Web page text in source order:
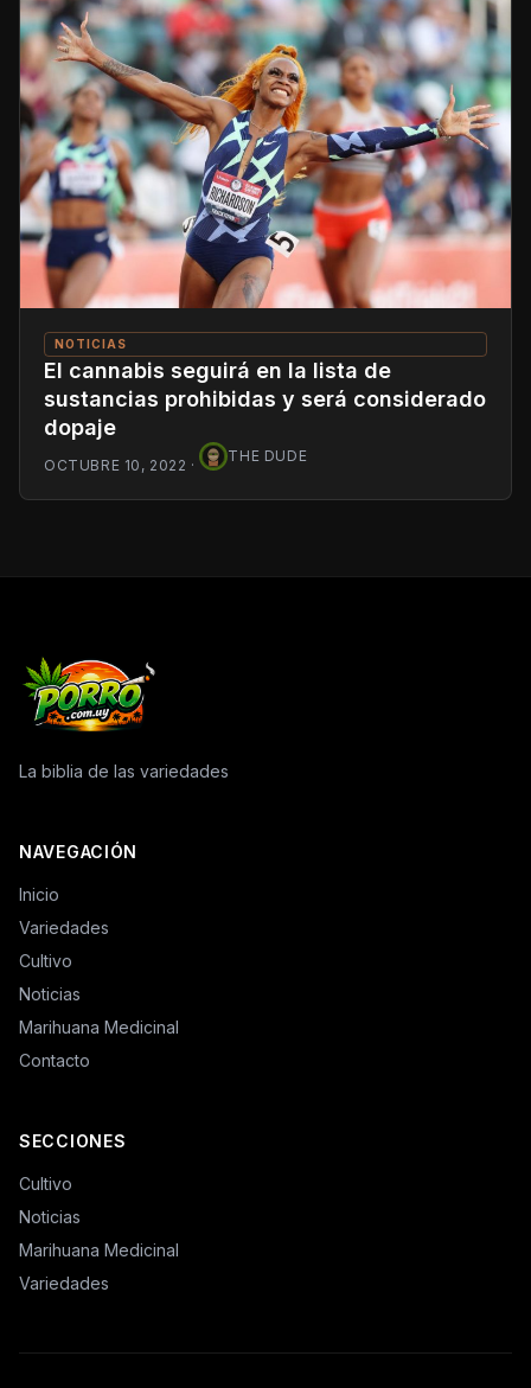
NOTICIAS
El cannabis seguirá en la lista de
sustancias prohibidas y será considerado
dopaje
OCTUBRE 10, 2022 ·
THE DUDE
La biblia de las variedades
NAVEGACIÓN
Inicio
Variedades
Cultivo
Noticias
Marihuana Medicinal
Contacto
SECCIONES
Cultivo
Noticias
Marihuana Medicinal
Variedades